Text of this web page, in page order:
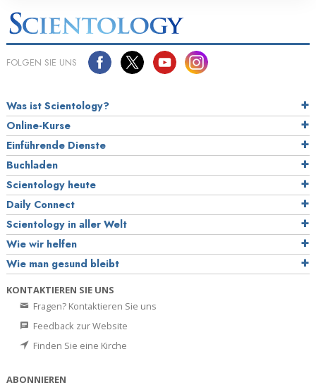
FOLGEN SIE UNS
Was ist Scientology?
Online-Kurse
Einführende Dienste
Buchladen
Scientology heute
Daily Connect
Scientology in aller Welt
Wie wir helfen
Wie man gesund bleibt
KONTAKTIEREN SIE UNS
Fragen? Kontaktieren Sie uns
Feedback zur Website
Finden Sie eine Kirche
ABONNIEREN